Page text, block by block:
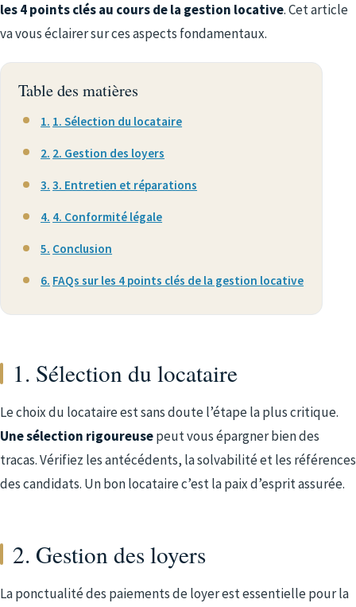
les 4 points clés au cours de la gestion locative. Cet article
va vous éclairer sur ces aspects fondamentaux.
Table des matières
1. Sélection du locataire
2. Gestion des loyers
3. Entretien et réparations
4. Conformité légale
Conclusion
FAQs sur les 4 points clés de la gestion locative
1. Sélection du locataire
Le choix du locataire est sans doute l’étape la plus critique.
Une sélection rigoureusepeut vous épargner bien des
tracas. Vérifiez les antécédents, la solvabilité et les références
des candidats. Un bon locataire c’est la paix d’esprit assurée.
2. Gestion des loyers
La ponctualité des paiements de loyer est essentielle pour la